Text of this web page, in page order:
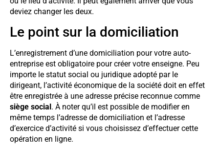
deviez changer les deux.
Le point sur la domiciliation
L’enregistrement d’une domiciliation pour votre auto-
entreprise est obligatoire pour créer votre enseigne. Peu
importe le statut social ou juridique adopté par le
dirigeant, l’activité économique de la société doit en effet
être enregistrée à une adresse précise reconnue comme
siège social . À noter qu’il est possible de modifier en
même temps l’adresse de domiciliation et l’adresse
d’exercice d’activité si vous choisissez d’effectuer cette
opération en ligne.